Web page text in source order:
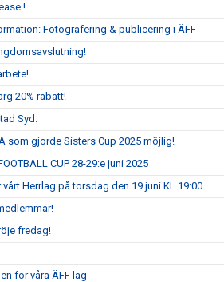
!
Fotografering & publicering i ÄFF
20% rabatt!
Syd.
som gjorde Sisters Cup 2025 möjlig!
CUP 28-29:e juni 2025
Herrlag på torsdag den 19 juni KL 19:00
fredag!
för våra ÄFF lag